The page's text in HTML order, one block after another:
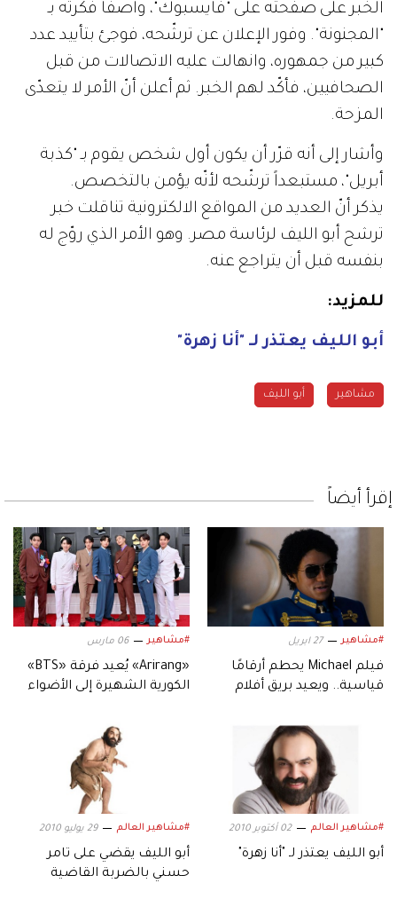
الخبر على صفحته على "فايسبوك"، واصفاً فكرته بـ
"المجنونة". وفور الإعلان عن ترشّحه، فوجئ بتأييد عدد
كبير من جمهوره، وانهالت عليه الاتصالات من قبل
الصحافيين، فأكّد لهم الخبر. ثم أعلن أنّ الأمر لا يتعدّى
المزحة.
وأشار إلى أنه قرّر أن يكون أول شخص يقوم بـ "كذبة
أبريل"، مستبعداً ترشّحه لأنّه يؤمن بالتخصص.
يذكر أنّ العديد من المواقع الالكترونية تناقلت خبر
ترشح أبو الليف لرئاسة مصر. وهو الأمر الذي روّج له
بنفسه قبل أن يتراجع عنه.
للمزيد:
أبو الليف يعتذر لـ "أنا زهرة"
مشاهير أبو الليف
إقرأ أيضاً
#مشاهير 27 ابريل
فيلم Michael يحطم أرقامًا
قياسية.. ويعيد بريق أفلام
#مشاهير 06 مارس
«Arirang» يُعيد فرقة «BTS»
الكورية الشهيرة إلى الأضواء
#مشاهير العالم 02 أكتوبر 2010
أبو الليف يعتذر لـ "أنا زهرة"
#مشاهير العالم 29 يوليو 2010
أبو الليف يقضي على تامر
حسني بالضربة القاضية